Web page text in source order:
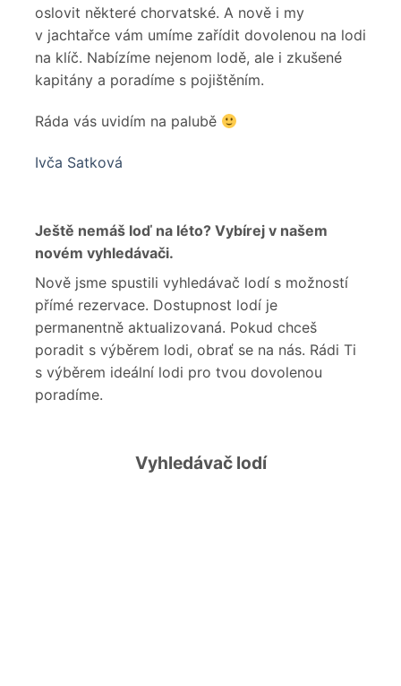
oslovit některé chorvatské. A nově i my
v jachtařce vám umíme zařídit dovolenou na lodi
na klíč. Nabízíme nejenom lodě, ale i zkušené
kapitány a poradíme s pojištěním.
Ráda vás uvidím na palubě
Ivča Satková
Ještě nemáš loď na léto? Vybírej v našem
novém vyhledávači.
Nově jsme spustili vyhledávač lodí s možností
přímé rezervace. Dostupnost lodí je
permanentně aktualizovaná. Pokud chceš
poradit s výběrem lodi, obrať se na nás. Rádi Ti
s výběrem ideální lodi pro tvou dovolenou
poradíme.
Vyhledávač lodí